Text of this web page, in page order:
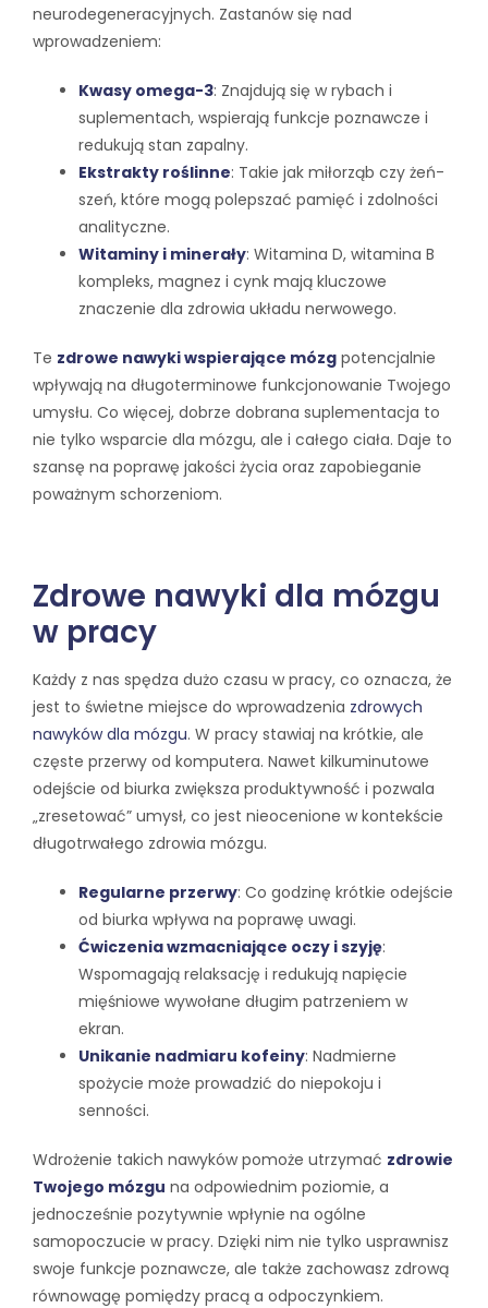
neurodegeneracyjnych. Zastanów się nad
wprowadzeniem:
Kwasy omega-3: Znajdują się w rybach i
suplementach, wspierają funkcje poznawcze i
redukują stan zapalny.
Ekstrakty roślinne: Takie jak miłorząb czy żeń-
szeń, które mogą polepszać pamięć i zdolności
analityczne.
Witaminy i minerały: Witamina D, witamina B
kompleks, magnez i cynk mają kluczowe
znaczenie dla zdrowia układu nerwowego.
Te zdrowe nawyki wspierające mózg potencjalnie
wpływają na długoterminowe funkcjonowanie Twojego
umysłu. Co więcej, dobrze dobrana suplementacja to
nie tylko wsparcie dla mózgu, ale i całego ciała. Daje to
szansę na poprawę jakości życia oraz zapobieganie
poważnym schorzeniom.
Zdrowe nawyki dla mózgu
w pracy
Każdy z nas spędza dużo czasu w pracy, co oznacza, że
jest to świetne miejsce do wprowadzenia zdrowych
nawyków dla mózgu. W pracy stawiaj na krótkie, ale
częste przerwy od komputera. Nawet kilkuminutowe
odejście od biurka zwiększa produktywność i pozwala
„zresetować” umysł, co jest nieocenione w kontekście
długotrwałego zdrowia mózgu.
Regularne przerwy: Co godzinę krótkie odejście
od biurka wpływa na poprawę uwagi.
Ćwiczenia wzmacniające oczy i szyję:
Wspomagają relaksację i redukują napięcie
mięśniowe wywołane długim patrzeniem w
ekran.
Unikanie nadmiaru kofeiny: Nadmierne
spożycie może prowadzić do niepokoju i
senności.
Wdrożenie takich nawyków pomoże utrzymać zdrowie
Twojego mózgu na odpowiednim poziomie, a
jednocześnie pozytywnie wpłynie na ogólne
samopoczucie w pracy. Dzięki nim nie tylko usprawnisz
swoje funkcje poznawcze, ale także zachowasz zdrową
równowagę pomiędzy pracą a odpoczynkiem.